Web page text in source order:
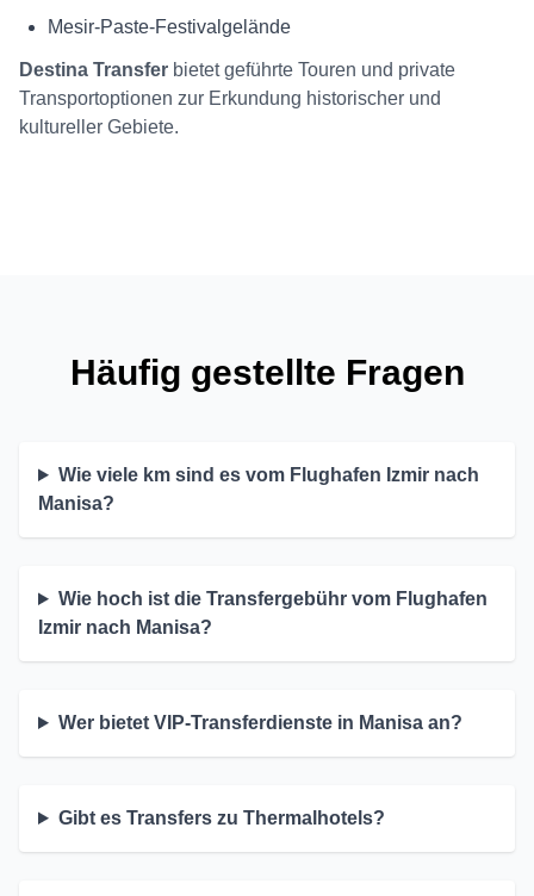
Mesir-Paste-Festivalgelände
Destina Transfer bietet geführte Touren und private
Transportoptionen zur Erkundung historischer und
kultureller Gebiete.
Häufig gestellte Fragen
Wie viele km sind es vom Flughafen Izmir nach
Manisa?
Wie hoch ist die Transfergebühr vom Flughafen
Izmir nach Manisa?
Wer bietet VIP-Transferdienste in Manisa an?
Gibt es Transfers zu Thermalhotels?